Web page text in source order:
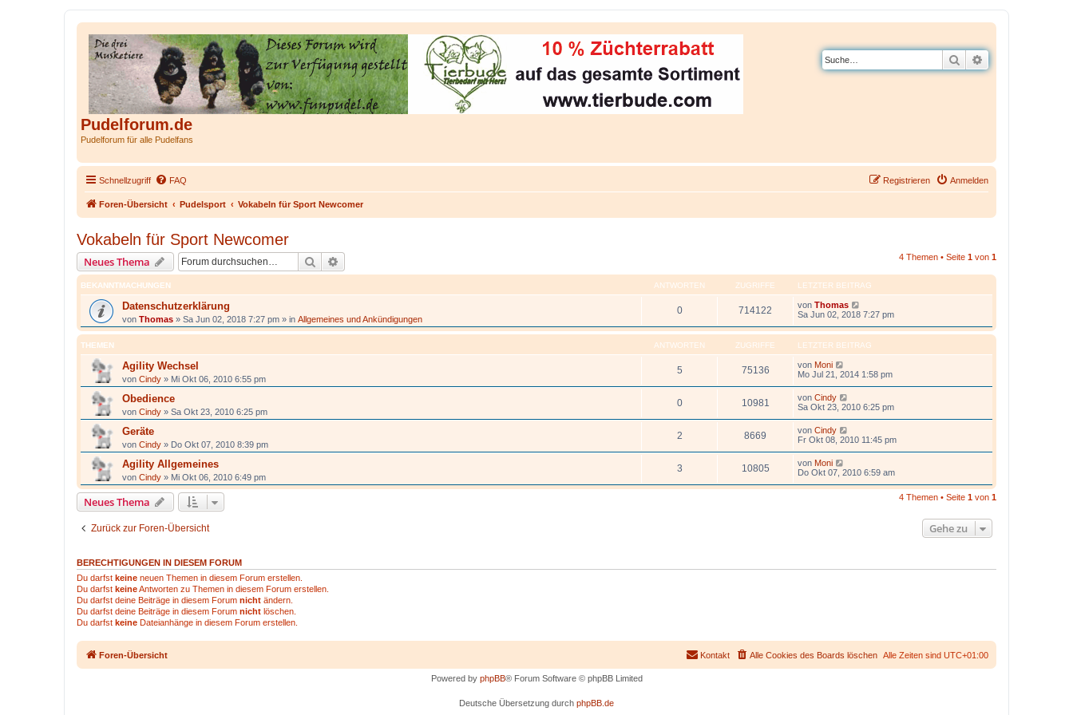
Pudelforum.de
Pudelforum für alle Pudelfans
Suche
Schnellzugriff FAQ Anmelden
Registrieren
Foren-Übersicht Pudelsport Vokabeln für Sport Newcomer
Vokabeln für Sport Newcomer
Neues Thema Suche 4 Themen • Seite 1 von 1
BEKANNTMACHUNGEN ANTWORTEN ZUGRIFFE LETZTER BEITRAG
Datenschutzerklärung
von Thomas » Sa Jun 02, 2018 7:27 pm » in Allgemeines und Ankündigungen
0 714122 von Thomas
Sa Jun 02, 2018 7:27 pm
THEMEN ANTWORTEN ZUGRIFFE LETZTER BEITRAG
Agility Wechsel
von Cindy » Mi Okt 06, 2010 6:55 pm
5 75136 von Moni
Mo Jul 21, 2014 1:58 pm
Obedience
von Cindy » Sa Okt 23, 2010 6:25 pm
0 10981 von Cindy
Sa Okt 23, 2010 6:25 pm
Geräte
von Cindy » Do Okt 07, 2010 8:39 pm
2 8669 von Cindy
Fr Okt 08, 2010 11:45 pm
Agility Allgemeines
von Cindy » Mi Okt 06, 2010 6:49 pm
3 10805 von Moni
Do Okt 07, 2010 6:59 am
Neues Thema 4 Themen • Seite 1 von 1
Zurück zur Foren-Übersicht Gehe zu
BERECHTIGUNGEN IN DIESEM FORUM
Du darfst keine neuen Themen in diesem Forum erstellen.
Du darfst keineAntworten zu Themen in diesem Forum erstellen.
Du darfst deine Beiträge in diesem Forum nicht ändern.
Du darfst deine Beiträge in diesem Forum nicht löschen.
Du darfst keine Dateianhänge in diesem Forum erstellen.
Foren-Übersicht Alle Zeiten sind UTC+01:00
Alle Cookies des Boards löschen
Kontakt
Powered by phpBB® Forum Software © phpBB Limited
Deutsche Übersetzung durch phpBB.de